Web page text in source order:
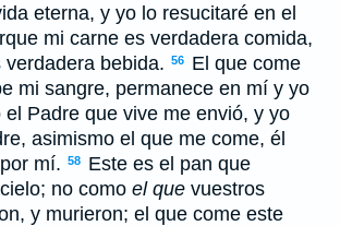
eterna, y yo lo resucitaré en el
mi carne es verdadera comida,
bebida. 56
El que come
mi sangre, permanece en mí y yo
el Padre que vive me envió, y yo
asimismo el que me come, él
mí. 58
Este es el pan que
no como el que vuestros
y murieron; el que come este